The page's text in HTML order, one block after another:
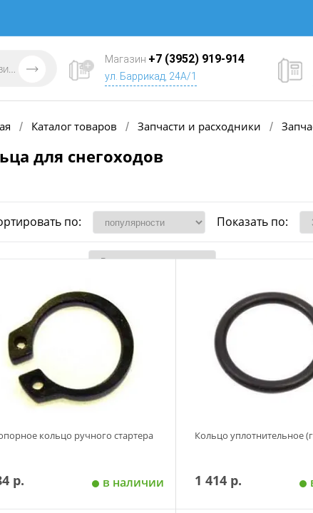
Магазин +7 (3952) 919-914
ул. Баррикад, 24А/1
/ Каталог товаров / Запчасти и расходники /
для снегоходов
по: Показать по:
товара
кольцо ручного стартера
р. в наличии
Кольцо уплотнительное
1 414 р.